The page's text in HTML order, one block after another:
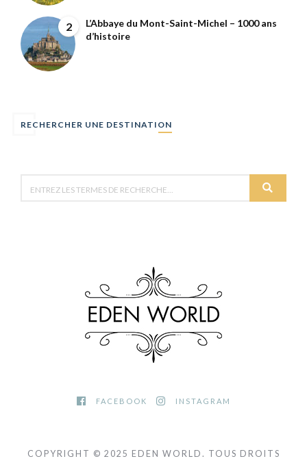
2
L’Abbaye du Mont-Saint-Michel – 1000 ans
d’histoire
RECHERCHER UNE DESTINATION
FACEBOOK INSTAGRAM
COPYRIGHT © 2025 EDEN WORLD. TOUS DROITS